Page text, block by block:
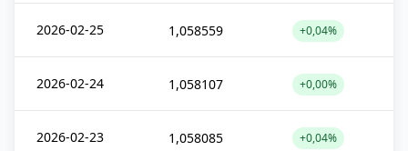
2026-02-25 1,058559 +0,04%
2026-02-24 1,058107 +0,00%
2026-02-23 1,058085 +0,04%